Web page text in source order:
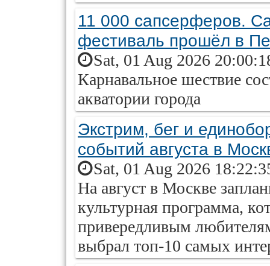
11 000 сапсерферов.
фестиваль прошёл в
Sat, 01 Aug 2026
Карнавальное шествие
акватории города
Экстрим, бег и
событий августа в
Sat, 01 Aug 2026
На август в Москве
культурная программа,
привередливым
выбрал топ-10 самых